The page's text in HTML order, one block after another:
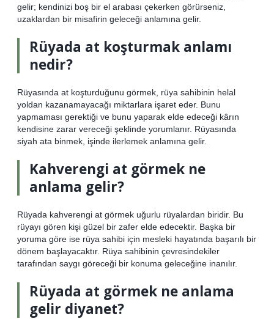
gelir; kendinizi boş bir el arabası çekerken görürseniz,
uzaklardan bir misafirin geleceği anlamına gelir.
Rüyada at koşturmak anlamı
nedir?
Rüyasında at koşturduğunu görmek, rüya sahibinin helal
yoldan kazanamayacağı miktarlara işaret eder. Bunu
yapmaması gerektiği ve bunu yaparak elde edeceği kârın
kendisine zarar vereceği şeklinde yorumlanır. Rüyasında
siyah ata binmek, işinde ilerlemek anlamına gelir.
Kahverengi at görmek ne
anlama gelir?
Rüyada kahverengi at görmek uğurlu rüyalardan biridir. Bu
rüyayı gören kişi güzel bir zafer elde edecektir. Başka bir
yoruma göre ise rüya sahibi için mesleki hayatında başarılı bir
dönem başlayacaktır. Rüya sahibinin çevresindekiler
tarafından saygı göreceği bir konuma geleceğine inanılır.
Rüyada at görmek ne anlama
gelir diyanet?